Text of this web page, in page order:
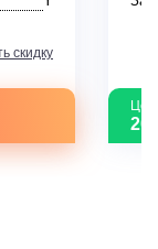
скидку